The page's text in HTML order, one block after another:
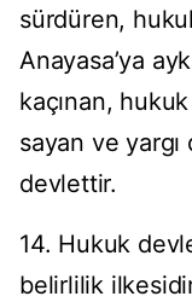
sürdüren,
Anayasa’ya
kaçınan,
sayan ve
devlettir.
14. Hukuk
belirlilik